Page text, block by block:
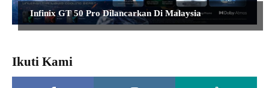
Infinix GT 50 Pro Dilancarkan Di Malaysia
Ikuti Kami